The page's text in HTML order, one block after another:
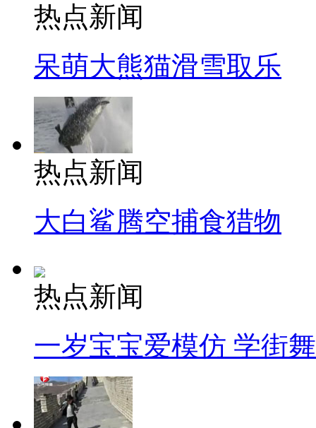
热点新闻
呆萌大熊猫滑雪取乐
热点新闻
大白鲨腾空捕食猎物
热点新闻
一岁宝宝爱模仿 学街